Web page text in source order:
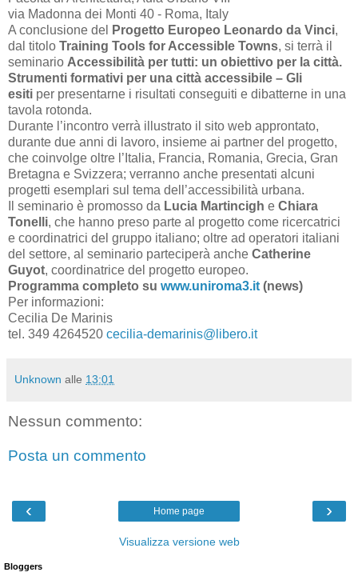
via Madonna dei Monti 40 - Roma, Italy
A conclusione del
Progetto Europeo Leonardo da Vinci,
dal titolo Training Tools for Accessible Towns, si terrà il
seminario Accessibilità per tutti: un obiettivo per la città.
Strumenti formativi per una città accessibile – Gli
esiti per presentarne i risultati conseguiti e dibatterne in una
tavola rotonda.
Durante l’incontro verrà illustrato il sito web approntato,
durante due anni di lavoro, insieme ai partner del progetto,
che coinvolge oltre l’Italia, Francia, Romania, Grecia, Gran
Bretagna e Svizzera; verranno anche presentati alcuni
progetti esemplari sul tema dell’accessibilità urbana.
Il seminario è promosso da Lucia Martincigh e Chiara
Tonelli, che hanno preso parte al progetto come ricercatrici
e coordinatrici del gruppo italiano; oltre ad operatori italiani
del settore, al seminario parteciperà anche Catherine
Guyot, coordinatrice del progetto europeo.
Programma completo su www.uniroma3.it (news)
Per informazioni:
Cecilia De Marinis
tel. 349 4264520 cecilia-demarinis@libero.it
Unknown alle 13:01
Nessun commento:
Posta un commento
‹ ›
Home page
Visualizza versione web
Bloggers